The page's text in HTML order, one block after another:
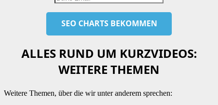
ALLES RUND UM KURZVIDEOS:
WEITERE THEMEN
Weitere Themen, über die wir unter anderem sprechen: